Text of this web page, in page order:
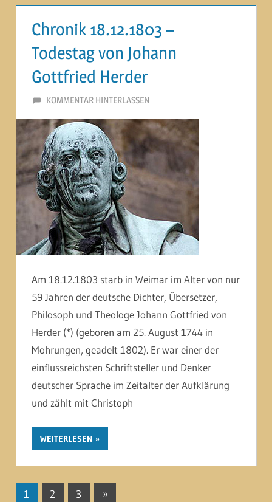
Chronik 18.12.1803 –
Todestag von Johann
Gottfried Herder
18. DEZEMBER 2014
MARTINA BERG
KOMMENTAR HINTERLASSEN
Am 18.12.1803 starb in Weimar im Alter von nur
59 Jahren der deutsche Dichter, Übersetzer,
Philosoph und Theologe Johann Gottfried von
Herder (*) (geboren am 25. August 1744 in
Mohrungen, geadelt 1802). Er war einer der
einflussreichsten Schriftsteller und Denker
deutscher Sprache im Zeitalter der Aufklärung
und zählt mit Christoph
WEITERLESEN
Seitennummerierung
1 2 3
Nächste
»